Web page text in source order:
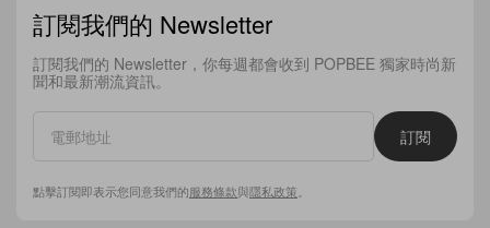
訂閱我們的 Newsletter
訂閱我們的 Newsletter，你每週都會收到 POPBEE 獨家時尚新
聞和最新潮流資訊。
訂閱
點擊訂閱即表示您同意我們的服務條款與隱私政策